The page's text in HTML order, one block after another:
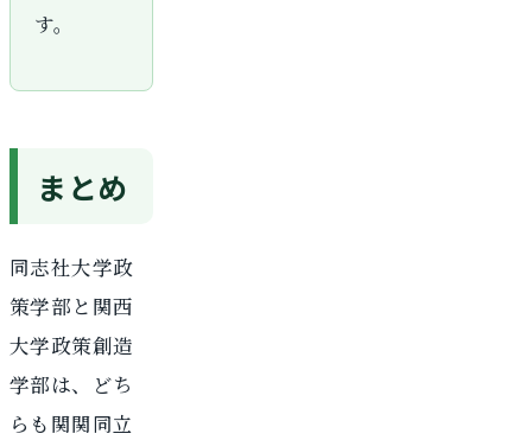
す。
まとめ
同志社大学政
策学部と関西
大学政策創造
学部は、どち
らも関関同立